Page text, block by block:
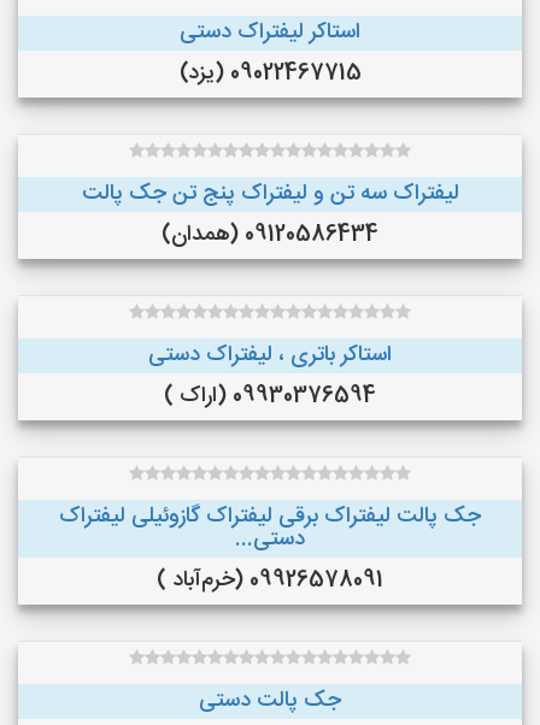
استاکر لیفتراک دستی
09022467715 (یزد)
لیفتراک سه تن و لیفتراک پنج تن جک پالت
09120586434 (همدان)
استاکر باتری ، لیفتراک دستی
09930376594 (اراک )
جک پالت لیفتراک برقی لیفتراک گازوئیلی لیفتراک
دستی...
09926578091 (خرم‌آباد )
جک پالت دستی